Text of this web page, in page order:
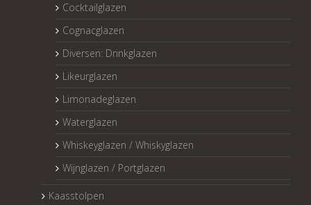
Cocktailglazen
Cognacglazen
Diversen: Drinkglazen
Likeurglazen
Limonadeglazen
Waterglazen
Whiskeyglazen / Whiskyglazen
Wijnglazen / Portglazen
Kaasstolpen